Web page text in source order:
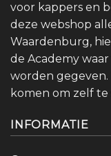
voor kappers en
deze webshop
Waardenburg,
de Academy
worden
komen om zelf te
INFORMATIE